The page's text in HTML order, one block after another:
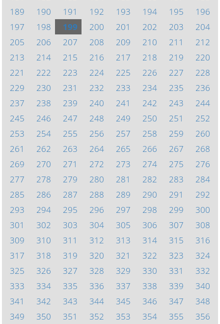
189
190 191 192 193 194 195
196
197
198 199 200 201 202 203
204
205
206 207 208 209 210 211
212
213
214 215 216 217 218 219
220
221
222 223 224 225 226 227
228
229
230 231 232 233 234 235
236
237
238 239 240 241 242 243
244
245
246 247 248 249 250 251
252
253
254 255 256 257 258 259
260
261
262 263 264 265 266 267
268
269
270 271 272 273 274 275
276
277
278 279 280 281 282 283
284
285
286 287 288 289 290 291
292
293
294 295 296 297 298 299
300
301
302 303 304 305 306 307
308
309
310 311 312 313 314 315
316
317
318 319 320 321 322 323
324
325
326 327 328 329 330 331
332
333
334 335 336 337 338 339
340
341
342 343 344 345 346 347
348
349
350 351 352 353 354 355 356